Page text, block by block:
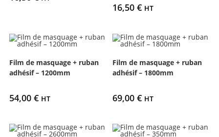
16,50€ HT
Film de masquage + ruban
adhésif – 1200mm
54,00 € HT
Film de masquage + ruban
adhésif – 1800mm
69,00€ HT